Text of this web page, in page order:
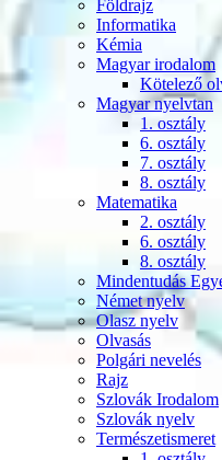
Földrajz
Informatika
Kémia
Magyar irodalom
Kötelező
Magyar nyelvtan
1. osztály
6. osztály
7. osztály
8. osztály
Matematika
2. osztály
6. osztály
8. osztály
Mindentudás
Német nyelv
Olasz nyelv
Olvasás
Polgári nevelés
Rajz
Szlovák Irodalom
Szlovák nyelv
Természetismeret